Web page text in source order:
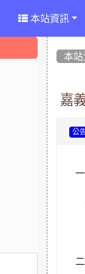
本站資訊
本
嘉
公